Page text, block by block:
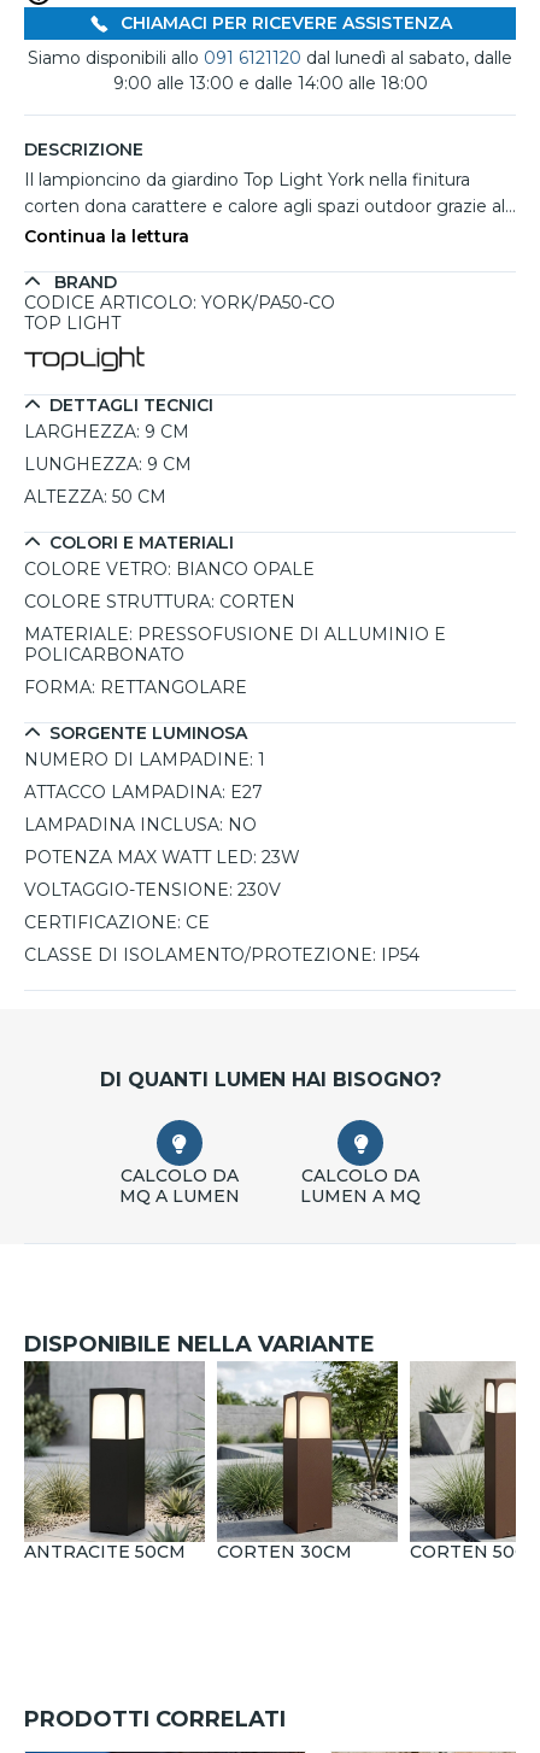
CHIAMACI PER RICEVERE ASSISTENZA
Siamo disponibili allo 091 6121120 dal lunedì al sabato, dalle
9:00 alle 13:00 e dalle 14:00 alle 18:00
DESCRIZIONE
Il lampioncino da giardino Top Light York nella finitura
corten dona carattere e calore agli spazi outdoor grazie al
suo stile moderno e alla particolare tonalità effetto
contemporaneo o naturale. La struttura slanciata con
forma rettangolare valorizza vialetti, cortili e aree verdi
diffusore in policarbonato bianco opale. Realizzato in
pressofusione di alluminio, è alto 50 cm ed è predisposto
per una lampadina E27 intercambiabile fino a 23W max, da
acquistare separatamente. Il grado di protezione IP54
assicura resistenza contro pioggia, umidità e agenti
atmosferici.
Continua la lettura
BRAND
CODICE ARTICOLO: YORK/PA50-CO
TOP LIGHT
DETTAGLI TECNICI
LARGHEZZA: 9 CM
LUNGHEZZA: 9 CM
ALTEZZA: 50 CM
COLORI E MATERIALI
COLORE VETRO: BIANCO OPALE
COLORE STRUTTURA: CORTEN
MATERIALE: PRESSOFUSIONE DI ALLUMINIO E
POLICARBONATO
FORMA: RETTANGOLARE
SORGENTE LUMINOSA
NUMERO DI LAMPADINE: 1
ATTACCO LAMPADINA: E27
LAMPADINA INCLUSA: NO
POTENZA MAX WATT LED: 23W
VOLTAGGIO-TENSIONE: 230V
CERTIFICAZIONE: CE
CLASSE DI ISOLAMENTO/PROTEZIONE:
IP54
DI QUANTI LUMEN HAI BISOGNO?
CALCOLO DA
MQ A LUMEN
CALCOLO DA
LUMEN A MQ
DISPONIBILE NELLA VARIANTE
ANTRACITE 50CM CORTEN 30CM CORTEN
PRODOTTI CORRELATI